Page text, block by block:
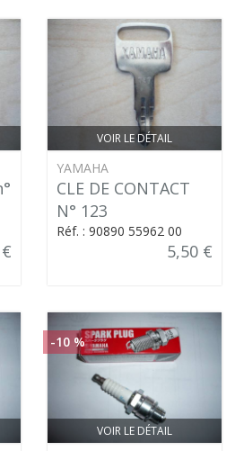
VOIR LE DÉTAIL
YAMAHA
CLE DE CONTACT
N° 123
Réf. : 90890 55962 00
5,50 €
VOIR LE DÉTAIL
-10 %